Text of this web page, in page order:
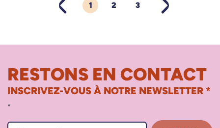
PRÉCÉDENT
1 2 3 SUIVANT
RESTONS EN CONTACT
INSCRIVEZ-VOUS À NOTRE NEWSLETTER *
*